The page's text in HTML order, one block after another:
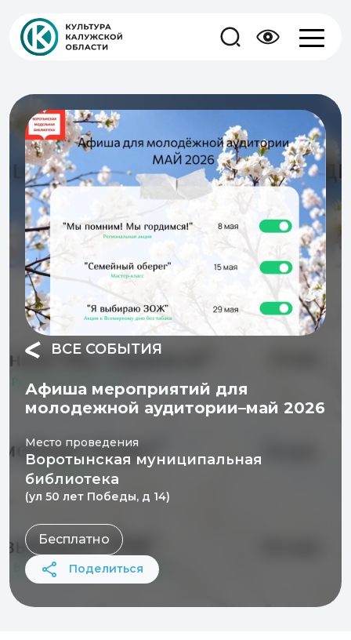
ВСЕ СОБЫТИЯ
Афиша мероприятий для
молодежной аудитории–май 2026
Место проведения
Воротынская муниципальная
библиотека
(ул 50 лет Победы, д 14)
Бесплатно
Поделиться